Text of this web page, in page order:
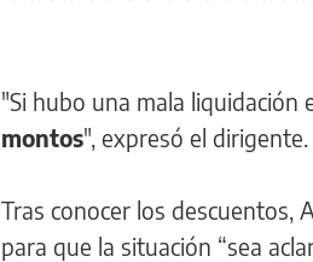
"Si hubo una mala liquidación
montos", expresó el dirigente.
Tras conocer los descuentos,
para que la situación “sea